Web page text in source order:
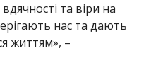
та віри на
нас та дають
життям», –